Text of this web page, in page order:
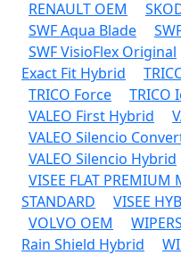
RENAULT OEM
SWF Aqua Blade
SWF VisioFlex Original
Exact Fit Hybrid
TRICO Force
TRICO
VALEO First Hybrid
VALEO Silencio
VALEO Silencio Hybrid
VISEE FLAT
STANDARD
VISEE
VOLVO OEM
Rain Shield Hybrid